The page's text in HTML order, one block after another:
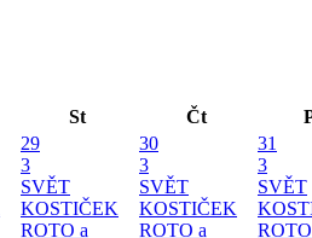
St Čt
29
3
SVĚT
KOSTIČEK
ROTO a
30
3
SVĚT
KOSTIČEK
ROTO a
31
3
SVĚT